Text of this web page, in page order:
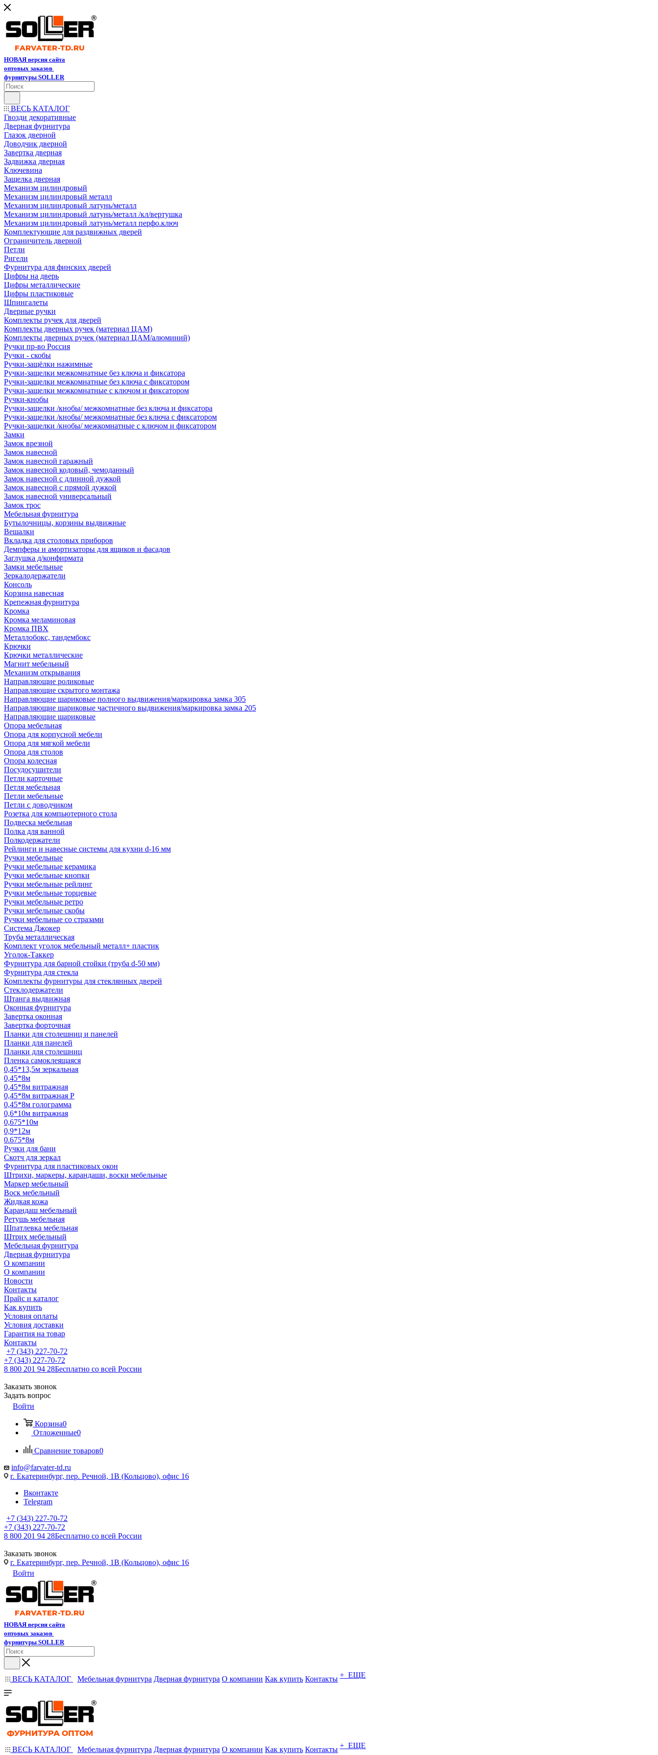
НОВАЯ версия сайта
оптовых заказов
фурнитуры SOLLER
ВЕСЬ КАТАЛОГ
Гвозди декоративные
Дверная фурнитура
Глазок дверной
Доводчик дверной
Завертка дверная
Задвижка дверная
Ключевина
Защелка дверная
Механизм цилиндровый
Механизм цилиндровый металл
Механизм цилиндровый латунь/металл
Механизм цилиндровый латунь/металл /кл/вертушка
Механизм цилиндровый латунь/металл перфо.ключ
Комплектующие для раздвижных дверей
Ограничитель дверной
Петли
Ригели
Фурнитура для финских дверей
Цифры на дверь
Цифры металлические
Цифры пластиковые
Шпингалеты
Дверные ручки
Комплекты ручек для дверей
Комплекты дверных ручек (материал ЦАМ)
Комплекты дверных ручек (материал ЦАМ/алюминий)
Ручки пр-во Россия
Ручки - скобы
Ручки-защёлки нажимные
Ручки-защелки межкомнатные без ключа и фиксатора
Ручки-защелки межкомнатные без ключа с фиксатором
Ручки-защелки межкомнатные с ключом и фиксатором
Ручки-кнобы
Ручки-защелки /кнобы/ межкомнатные без ключа и фиксатора
Ручки-защелки /кнобы/ межкомнатные без ключа с фиксатором
Ручки-защелки /кнобы/ межкомнатные с ключом и фиксатором
Замки
Замок врезной
Замок навесной
Замок навесной гаражный
Замок навесной кодовый, чемоданный
Замок навесной с длинной дужкой
Замок навесной с прямой дужкой
Замок навесной универсальный
Замок трос
Мебельная фурнитура
Бутылочницы, корзины выдвижные
Вешалки
Вкладка для столовых приборов
Демпферы и амортизаторы для ящиков и фасадов
Заглушка д/конфирмата
Замки мебельные
Зеркалодержатели
Консоль
Корзина навесная
Крепежная фурнитура
Кромка
Кромка меламиновая
Кромка ПВХ
Металлобокс, тандембокс
Крючки
Крючки металлические
Магнит мебельный
Механизм открывания
Направляющие роликовые
Направляющие скрытого монтажа
Направляющие шариковые полного выдвижения/маркировка замка 305
Направляющие шариковые частичного выдвижения/маркировка замка 205
Направляющие шариковые
Опора мебельная
Опора для корпусной мебели
Опора для мягкой мебели
Опора для столов
Опора колесная
Посудосушители
Петли карточные
Петля мебельная
Петли мебельные
Петли с доводчиком
Розетка для компьютерного стола
Подвеска мебельная
Полка для ванной
Полкодержатели
Рейлинги и навесные системы для кухни d-16 мм
Ручки мебельные
Ручки мебельные керамика
Ручки мебельные кнопки
Ручки мебельные рейлинг
Ручки мебельные торцевые
Ручки мебельные ретро
Ручки мебельные скобы
Ручки мебельные со стразами
Система Джокер
Труба металлическая
Комплект уголок мебельный металл+ пластик
Уголок-Таккер
Фурнитура для барной стойки (труба d-50 мм)
Фурнитура для стекла
Комплекты фурнитуры для стеклянных дверей
Стеклодержатели
Штанга выдвижная
Оконная фурнитура
Завертка оконная
Завертка форточная
Планки для столешниц и панелей
Планки для панелей
Планки для столешниц
Пленка самоклеящаяся
0,45*13,5м зеркальная
0,45*8м
0,45*8м витражная
0,45*8м витражная Р
0,45*8м голограмма
0,6*10м витражная
0,675*10м
0,9*12м
0.675*8м
Ручки для бани
Скотч для зеркал
Фурнитура для пластиковых окон
Штрихи, маркеры, карандаши, воски мебельные
Маркер мебельный
Воск мебельный
Жидкая кожа
Карандаш мебельный
Ретушь мебельная
Шпатлевка мебельная
Штрих мебельный
Мебельная фурнитура
Дверная фурнитура
О компании
О компании
Новости
Контакты
Прайс и каталог
Как купить
Условия оплаты
Условия доставки
Гарантия на товар
Контакты
+7 (343) 227-70-72
+7 (343) 227-70-72
8 800 201 94 28Бесплатно со всей России
Заказать звонок
Задать вопрос
Войти
Корзина0
Отложенные0
Сравнение товаров0
info@farvater-td.ru
г. Екатеринбург, пер. Речной, 1В (Кольцово), офис 16
Вконтакте
Telegram
+7 (343) 227-70-72
+7 (343) 227-70-72
8 800 201 94 28Бесплатно со всей России
Заказать звонок
г. Екатеринбург, пер. Речной, 1В (Кольцово), офис 16
Войти
НОВАЯ версия сайта
оптовых заказов
фурнитуры SOLLER
ВЕСЬ КАТАЛОГ Мебельная фурнитура Дверная фурнитура О компании Как купить Контакты + ЕЩЕ
ВЕСЬ КАТАЛОГ Мебельная фурнитура Дверная фурнитура О компании Как купить Контакты + ЕЩЕ